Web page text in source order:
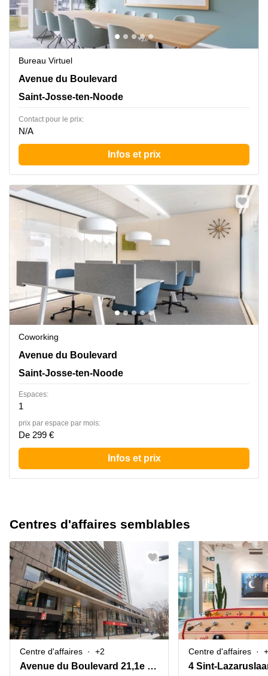
Bureau Virtuel
Bolwerklaan 21,5e verdieping,box 5, Saint-Josse-ten-
Avenue du Boulevard
Saint-Josse-ten-Noode
Contact pour le prix:
N/A
Infos et prix
Coworking
Bolwerklaan 21,5e verdieping,box 5, Saint-Josse-ten-
Avenue du Boulevard
Saint-Josse-ten-Noode
Espaces:
1
prix par espace par mois:
De 299 €
Infos et prix
Centres d'affaires semblables
Centre d'affaires +2
Avenue du Boulevard 21,1e verdieping
Centre d'affaires
4 Sint-